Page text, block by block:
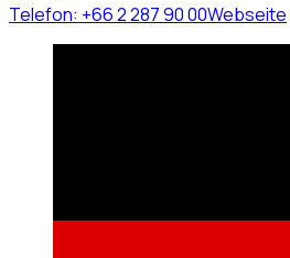
Telefon: +66 2 287 90 00Webseite